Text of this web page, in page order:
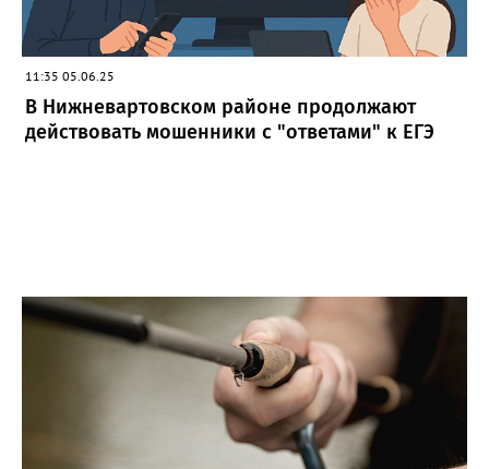
11:35 05.06.25
В Нижневартовском районе продолжают
действовать мошенники с "ответами" к ЕГЭ